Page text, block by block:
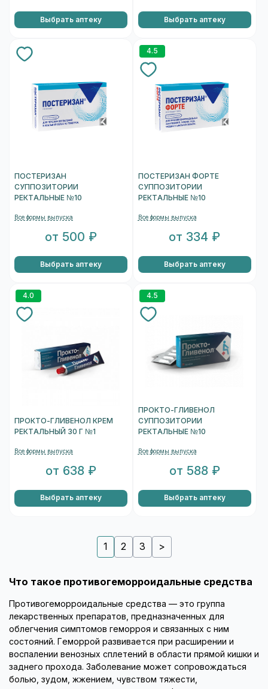
Выбрать аптеку Выбрать аптеку
ПОСТЕРИЗАН
СУППОЗИТОРИИ
РЕКТАЛЬНЫЕ №10
Все формы выпуска
от 500 ₽
Выбрать аптеку
4.5
ПОСТЕРИЗАН ФОРТЕ
СУППОЗИТОРИИ
РЕКТАЛЬНЫЕ №10
Все формы выпуска
от 334 ₽
Выбрать аптеку
4.0
ПРОКТО-ГЛИВЕНОЛ КРЕМ
РЕКТАЛЬНЫЙ 30 Г №1
Все формы выпуска
от 638 ₽
Выбрать аптеку
4.5
ПРОКТО-ГЛИВЕНОЛ
СУППОЗИТОРИИ
РЕКТАЛЬНЫЕ №10
Все формы выпуска
от 588 ₽
Выбрать аптеку
1 2 3 >
Что такое противогеморроидальные средства
Противогеморроидальные средства — это группа
лекарственных препаратов, предназначенных для
облегчения симптомов геморроя и связанных с ним
состояний. Геморрой развивается при расширении и
воспалении венозных сплетений в области прямой кишки и
заднего прохода. Заболевание может сопровождаться
болью, зудом, жжением, чувством тяжести,